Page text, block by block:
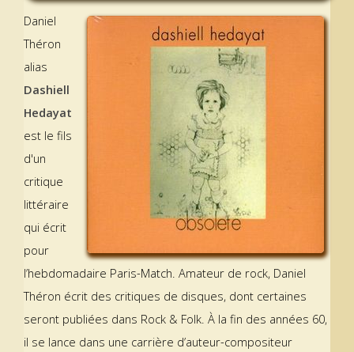
Daniel
Théron
alias
Dashiell
Hedayat
est le fils
d'un
critique
littéraire
qui écrit
pour
l’hebdomadaire Paris-Match. Amateur de rock, Daniel
Théron écrit des critiques de disques, dont certaines
seront publiées dans Rock & Folk. À la fin des années 60,
il se lance dans une carrière d’auteur-compositeur